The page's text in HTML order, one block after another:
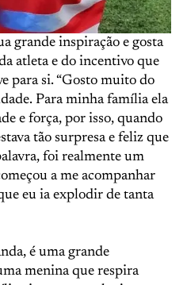
grande inspiração e gosta
atleta e do incentivo que
para si. “Gosto muito do
Para minha família ela
e força, por isso, quando
tão surpresa e feliz que
foi realmente um
a me acompanhar
eu ia explodir de tanta
é uma grande
menina que respira